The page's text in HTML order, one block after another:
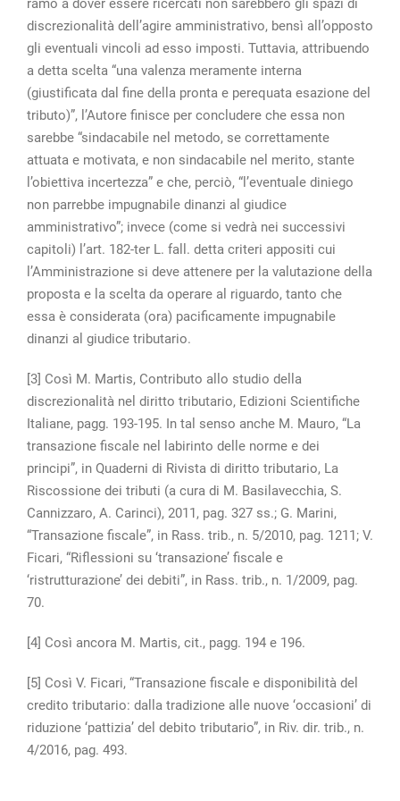
ramo a dover essere ricercati non sarebbero gli spazi di
discrezionalità dell’agire amministrativo, bensì all’opposto
gli eventuali vincoli ad esso imposti. Tuttavia, attribuendo
a detta scelta “una valenza meramente interna
(giustificata dal fine della pronta e perequata esazione del
tributo)”, l’Autore finisce per concludere che essa non
sarebbe “sindacabile nel metodo, se correttamente
attuata e motivata, e non sindacabile nel merito, stante
l’obiettiva incertezza” e che, perciò, “l’eventuale diniego
non parrebbe impugnabile dinanzi al giudice
amministrativo”; invece (come si vedrà nei successivi
capitoli) l’art. 182-ter L. fall. detta criteri appositi cui
l’Amministrazione si deve attenere per la valutazione della
proposta e la scelta da operare al riguardo, tanto che
essa è considerata (ora) pacificamente impugnabile
dinanzi al giudice tributario.
[3] Così M. Martis, Contributo allo studio della
discrezionalità nel diritto tributario, Edizioni Scientifiche
Italiane, pagg. 193-195. In tal senso anche M. Mauro, “La
transazione fiscale nel labirinto delle norme e dei
principi”, in Quaderni di Rivista di diritto tributario, La
Riscossione dei tributi (a cura di M. Basilavecchia, S.
Cannizzaro, A. Carinci), 2011, pag. 327 ss.; G. Marini,
“Transazione fiscale”, in Rass. trib., n. 5/2010, pag. 1211; V.
Ficari, “Riflessioni su ‘transazione’ fiscale e
‘ristrutturazione’ dei debiti”, in Rass. trib., n. 1/2009, pag.
70.
[4] Così ancora M. Martis, cit., pagg. 194 e 196.
[5] Così V. Ficari, “Transazione fiscale e disponibilità del
credito tributario: dalla tradizione alle nuove ‘occasioni’ di
riduzione ‘pattizia’ del debito tributario”, in Riv. dir. trib., n.
4/2016, pag. 493.